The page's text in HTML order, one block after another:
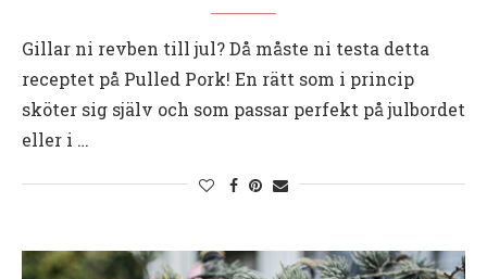
Gillar ni revben till jul? Då måste ni testa detta
receptet på Pulled Pork! En rätt som i princip
sköter sig själv och som passar perfekt på julbordet
eller i …